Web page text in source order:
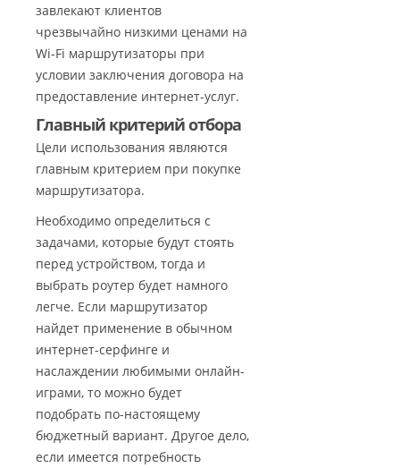
завлекают клиентов
чрезвычайно низкими ценами на
Wi-Fi маршрутизаторы при
условии заключения договора на
предоставление интернет-услуг.
Главный критерий отбора
Цели использования являются
главным критерием при покупке
маршрутизатора.
Необходимо определиться с
задачами, которые будут стоять
перед устройством, тогда и
выбрать роутер будет намного
легче. Если маршрутизатор
найдет применение в обычном
интернет-серфинге и
наслаждении любимыми онлайн-
играми, то можно будет
подобрать по-настоящему
бюджетный вариант. Другое дело,
если имеется потребность